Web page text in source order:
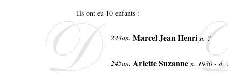
Ils ont eu 10 enfants :
244an. Marcel Jean Henri n. ?
245an. Arlette Suzanne n. 1930 - d.